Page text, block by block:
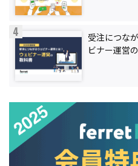
受注につな
ビナー運営